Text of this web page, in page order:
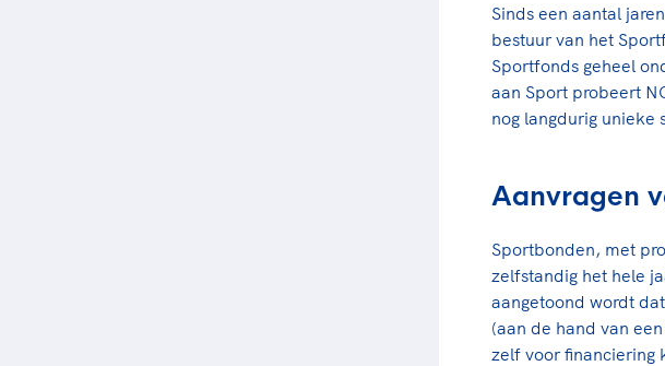
Sinds een aantal
bestuur van het
Sportfonds geheel
aan Sport probeert
nog langdurig unieke
Aanvragen
Sportbonden, met
zelfstandig het hele
aangetoond wordt
(aan de hand van
zelf voor financiering